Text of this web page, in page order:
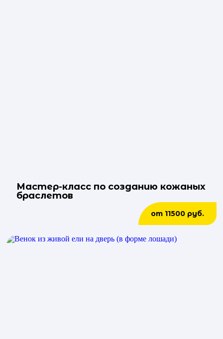
Мастер-класс по созданию кожаных
браслетов
от 11500 руб.